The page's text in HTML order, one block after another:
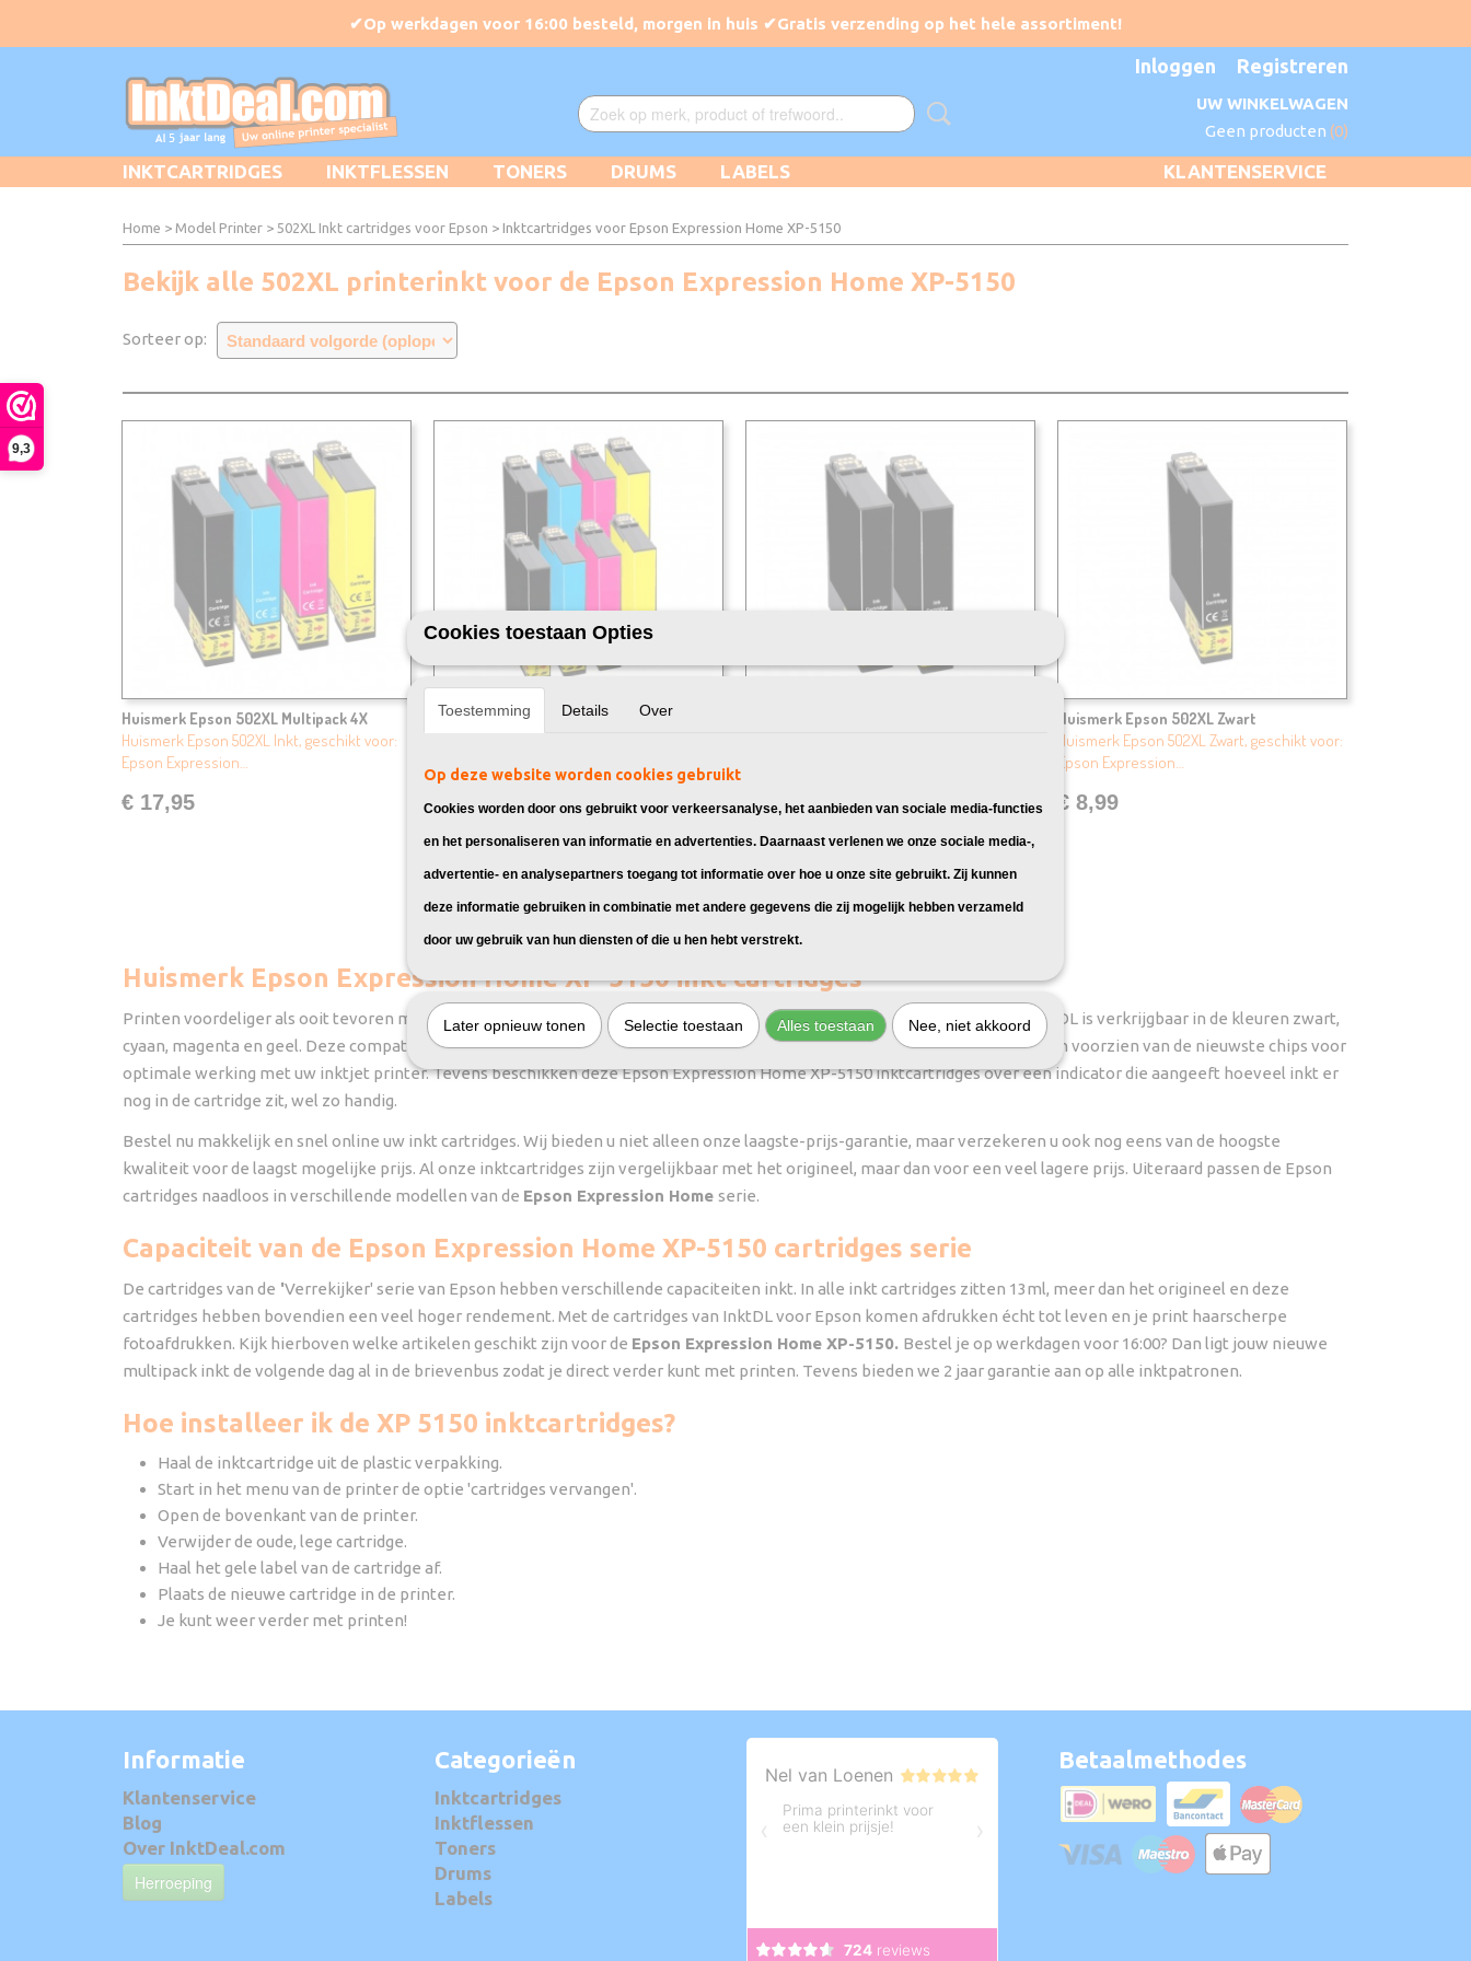
9,3
Inloggen Registreren
UW WINKELWAGEN
Geen producten (0)
KLANTENSERVICE
INKTCARTRIDGES INKTFLESSEN TONERS DRUMS LABELS
Home > Model Printer > 502XL Inkt cartridges voor Epson > Inktcartridges voor Epson Expression Home XP-5150
Bekijk alle 502XL printerinkt voor de Epson Expression Home XP-5150
Sorteer op:
Huismerk Epson 502XL Multipack 4X
Huismerk Epson 502XL Inkt, geschikt voor:
Epson Expression…
€ 17,95
Huismerk Epson 502XL Multipack 8X
€ 29,95 € 15,95
Huismerk Epson 502XL Zwart
Huismerk Epson 502XL Zwart, geschikt voor:
Epson Expression…
€ 8,99
Huismerk Epson Expression Home XP-5150 inkt cartridges
Printen voordeliger als ooit tevoren met onze huismerk variant van de Epson Expression Home XP-5150
. De serie van InktDL is verkrijgbaar in de kleuren zwart,
cyaan, magenta en geel. Deze compatible cartridges zijn onder andere geschikt voor
Epson Expression Homeprinters en zijn voorzien van de nieuwste chips voor
optimale werking met uw inktjet printer. Tevens beschikken deze Epson Expression Home XP-5150 inktcartridges over een indicator die aangeeft hoeveel inkt er
nog in de cartridge zit, wel zo handig.
Bestel nu makkelijk en snel online uw inkt cartridges. Wij bieden u niet alleen onze laagste-prijs-garantie, maar verzekeren u ook nog eens van de hoogste
kwaliteit voor de laagst mogelijke prijs. Al onze inktcartridges zijn vergelijkbaar met het origineel, maar dan voor een veel lagere prijs. Uiteraard passen de Epson
cartridges naadloos in verschillende modellen van de Epson Expression Home serie.
Capaciteit van de Epson Expression Home XP-5150 cartridges serie
De cartridges van de 'Verrekijker' serie van Epson hebben verschillende capaciteiten inkt. In alle inkt cartridges zitten 13ml, meer dan het origineel en deze
cartridges hebben bovendien een veel hoger rendement. Met de cartridges van InktDL voor Epson komen afdrukken écht tot leven en je print haarscherpe
fotoafdrukken. Kijk hierboven welke artikelen geschikt zijn voor de Epson Expression Home XP-5150. Bestel je op werkdagen voor 16:00? Dan ligt jouw nieuwe
multipack inkt de volgende dag al in de brievenbus zodat je direct verder kunt met printen. Tevens bieden we 2 jaar garantie aan op alle inktpatronen.
Hoe installeer ik de XP 5150 inktcartridges?
Haal de inktcartridge uit de plastic verpakking.
Start in het menu van de printer de optie 'cartridges vervangen'.
Open de bovenkant van de printer.
Verwijder de oude, lege cartridge.
Haal het gele label van de cartridge af.
Plaats de nieuwe cartridge in de printer.
Je kunt weer verder met printen!
Informatie
Klantenservice
Blog
Over InktDeal.com
Herroeping
Categorieën
Inktcartridges
Inktflessen
Toners
Drums
Labels
Betaalmethodes
Cookies toestaan Opties
Toestemming Details Over
Op deze website worden cookies gebruikt
Cookies worden door ons gebruikt voor verkeersanalyse, het aanbieden van sociale media-functies
en het personaliseren van informatie en advertenties. Daarnaast verlenen we onze sociale media-,
advertentie- en analysepartners toegang tot informatie over hoe u onze site gebruikt. Zij kunnen
deze informatie gebruiken in combinatie met andere gegevens die zij mogelijk hebben verzameld
door uw gebruik van hun diensten of die u hen hebt verstrekt.
Later opnieuw tonen Selectie toestaan Alles toestaan Nee, niet akkoord